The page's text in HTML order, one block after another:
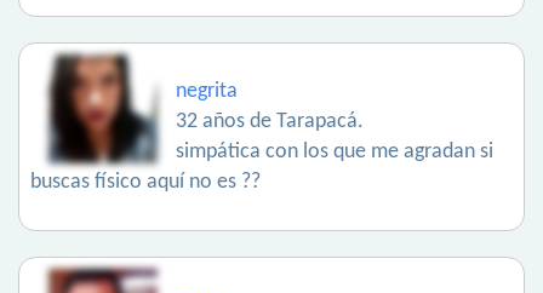
negrita
32 años de Tarapacá.
simpática con los que me agradan si
buscas físico aquí no es ??